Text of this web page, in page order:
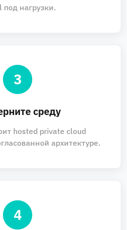
под нагрузки.
3
среду
hosted private cloud
архитектуре.
4